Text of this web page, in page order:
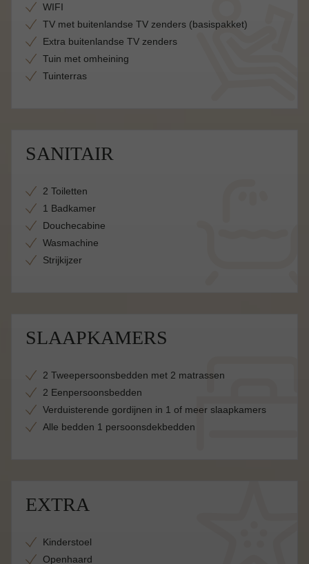
WIFI
TV met buitenlandse TV zenders (basispakket)
Extra buitenlandse TV zenders
Tuin met omheining
Tuinterras
SANITAIR
2 Toiletten
1 Badkamer
Douchecabine
Wasmachine
Strijkijzer
SLAAPKAMERS
2 Tweepersoonsbedden met 2 matrassen
2 Eenpersoonsbedden
Verduisterende gordijnen in 1 of meer slaapkamers
Alle bedden 1 persoonsdekbedden
EXTRA
Kinderstoel
Openhaard